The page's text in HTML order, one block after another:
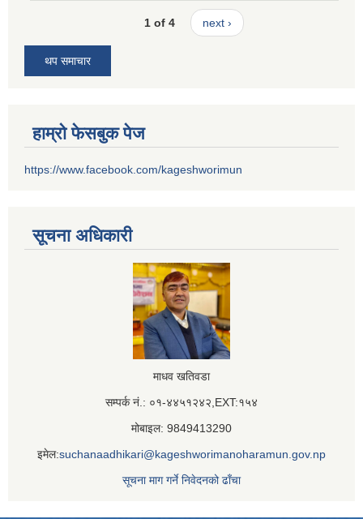
1 of 4 next ›
थप समाचार
हाम्रो फेसबुक पेज
https://www.facebook.com/kageshworimun
सूचना अधिकारी
माधव खतिवडा
सम्पर्क नं.: ०१-४४५१२४२,EXT:१५४
मोबाइल: 9849413290
इमेल:suchanaadhikari@kageshworimanoharamun.gov.np
सूचना माग गर्ने निवेदनको ढाँचा